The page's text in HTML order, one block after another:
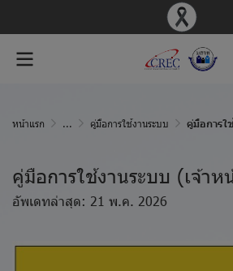
หน้าแรก ... คู่มือการใช้งานระบบ คู่มือการใ
คู่มือการใช้งานระบบ (เจ้าห
อัพเดทล่าสุด: 21 พ.ค. 2026